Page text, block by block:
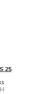
25